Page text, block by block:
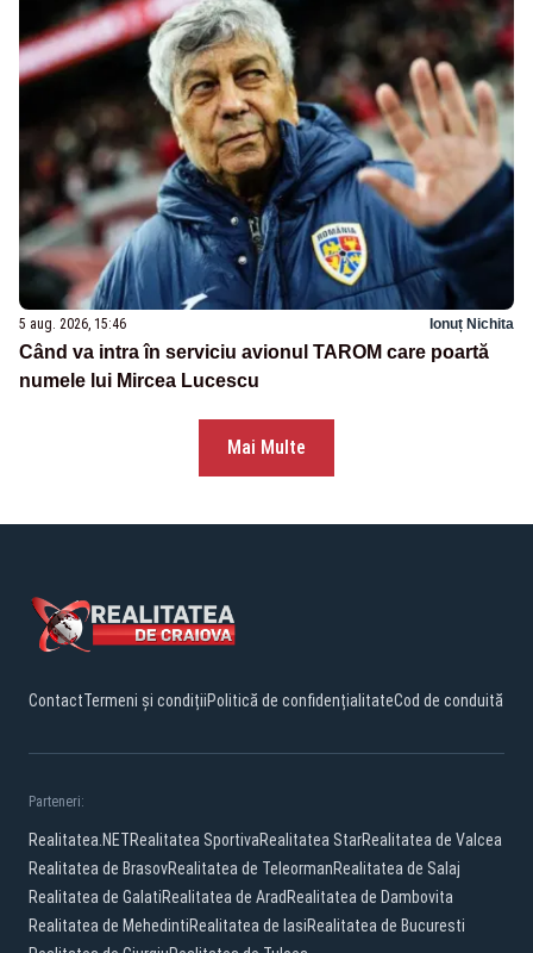
5 aug. 2026, 15:46 Ionuț Nichita
Când va intra în serviciu avionul TAROM care poartă
numele lui Mircea Lucescu
Mai Multe
ContactTermeni și condițiiPolitică de confidențialitateCod de conduită
Parteneri:
Realitatea.NETRealitatea SportivaRealitatea StarRealitatea de Valcea
Realitatea de BrasovRealitatea de TeleormanRealitatea de Salaj
Realitatea de GalatiRealitatea de Arad Realitatea de Dambovita
Realitatea de MehedintiRealitatea de IasiRealitatea de Bucuresti